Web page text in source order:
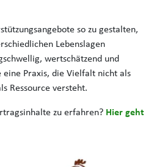
so zu gestalten,
Lebenslagen
wertschätzend und
Praxis, die Vielfalt nicht als
Ressource versteht.
zu erfahren? Hier geht